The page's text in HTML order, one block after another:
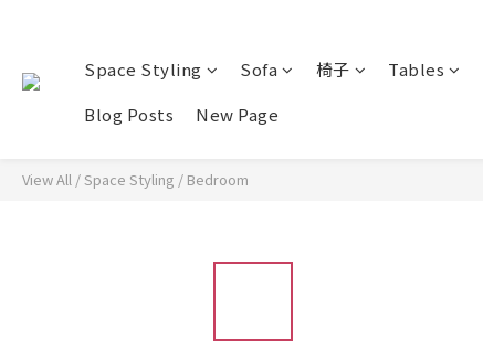
Space Styling Sofa 椅子 Tables
Blog Posts
New Page
View All /Space Styling / Bedroom